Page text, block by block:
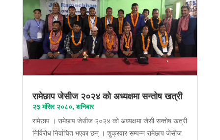
रामेछाप जेसीज २०२४ को अध्यक्षमा सन्तोष खत्री
२३ मंसिर २०८०, शनिबार
रामेछाप । रामेछाप जेसीज २०२४ को अध्यक्षमा जेसी सन्तोष खत्री
निर्विरोध निर्वाचित भएका छन् । शुक्रवार सम्पन्न रामेछाप जेसीज